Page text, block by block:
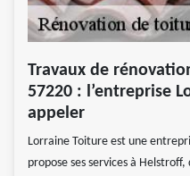
Travaux de
57220 : l’entreprise
appeler
Lorraine Toiture est une
propose ses services à